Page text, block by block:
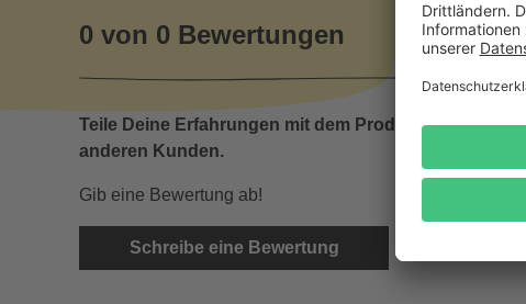
0 von 0 Bewertungen
Teile Deine Erfahrungen mit dem Produkt mit
anderen Kunden.
Gib eine Bewertung ab!
Schreibe eine Bewertung